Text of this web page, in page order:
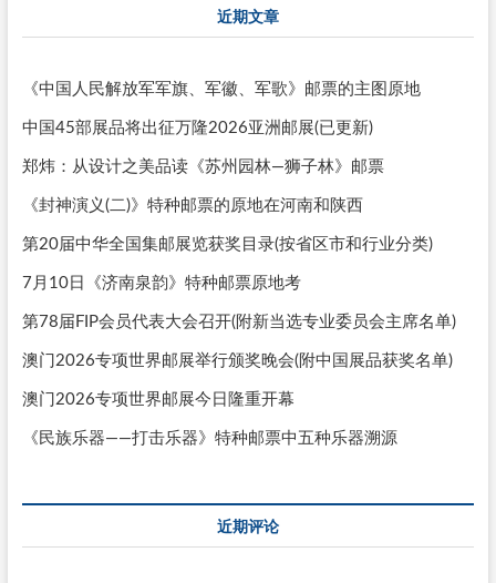
近期文章
《中国人民解放军军旗、军徽、军歌》邮票的主图原地
中国45部展品将出征万隆2026亚洲邮展(已更新)
郑炜：从设计之美品读《苏州园林—狮子林》邮票
《封神演义(二)》特种邮票的原地在河南和陕西
第20届中华全国集邮展览获奖目录(按省区市和行业分类)
7月10日《济南泉韵》特种邮票原地考
第78届FIP会员代表大会召开(附新当选专业委员会主席名单)
澳门2026专项世界邮展举行颁奖晚会(附中国展品获奖名单)
澳门2026专项世界邮展今日隆重开幕
《民族乐器——打击乐器》特种邮票中五种乐器溯源
近期评论